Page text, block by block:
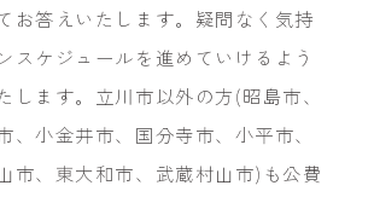
お答えいたします。疑問なく気持
スケジュールを進めていけるよう
します。立川市以外の方(昭島市、
、小金井市、国分寺市、小平市、
市、東大和市、武蔵村山市)も公費